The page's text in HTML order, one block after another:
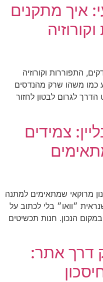
איך מתקנים
התפוררות וקורוזיה
כמו משהו שרק מהנדסים
הדרך לגרום לבטון לחזור
צמידים
מרוקאי שמתאימים למתנה
״וואו״ בלי לכתוב על
הנכון. חנות תכשיטים
דרך אתר: